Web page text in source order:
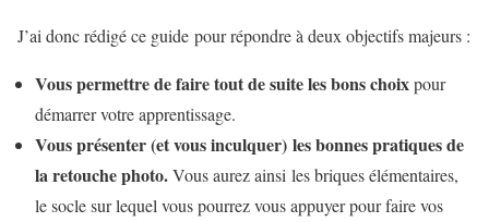
J’ai donc rédigé ce guide pour répondre à deux objectifs majeurs :
Vous permettre de faire tout de suite les bons choixpour
démarrer votre apprentissage.
Vous présenter (et vous inculquer) les bonnes pratiques de
la retouche photo.Vous aurez ainsi les briques élémentaires,
le socle sur lequel vous pourrez vous appuyer pour faire vos